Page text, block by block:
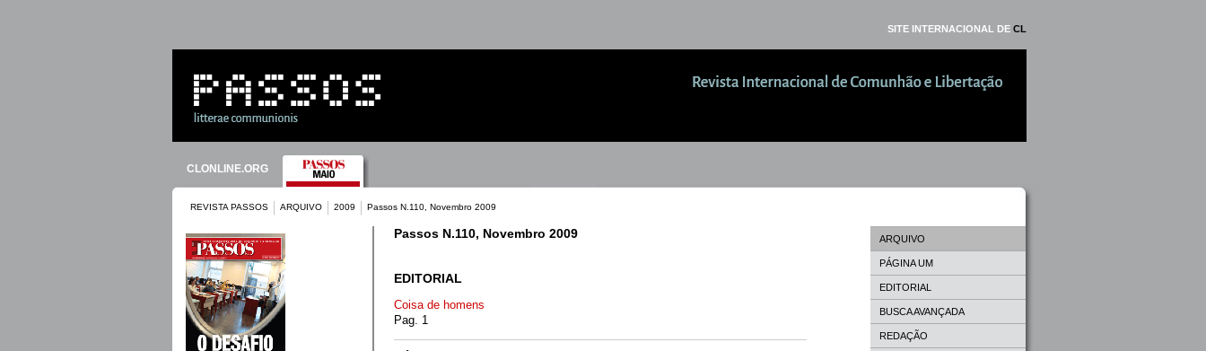
SITE INTERNACIONAL DE CL
CLONLINE.ORG
REVISTA PASSOS ARQUIVO 2009 Passos N.110, Novembro 2009
Passos N.110, Novembro 2009
EDITORIAL
Coisa de homens
Pag. 1
ARQUIVO
PÁGINA UM
EDITORIAL
BUSCA AVANÇADA
REDAÇÃO